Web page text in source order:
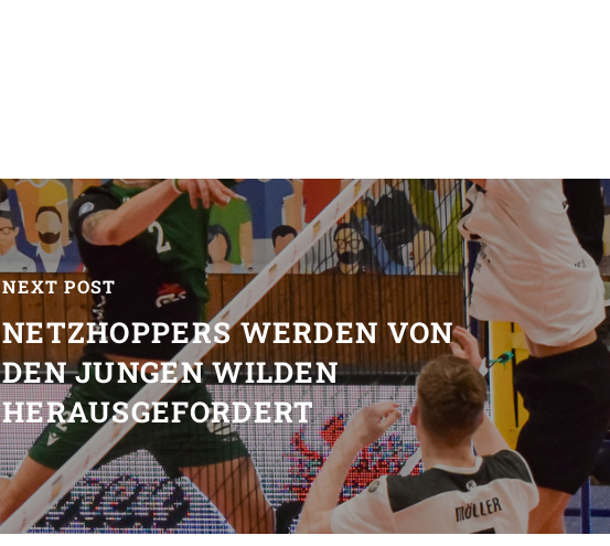
NEXT POST
NETZHOPPERS WERDEN VON
DEN JUNGEN WILDEN
HERAUSGEFORDERT